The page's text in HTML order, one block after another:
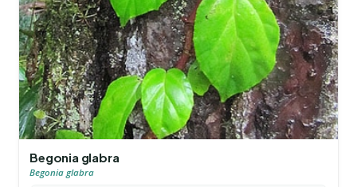
Begonia glabra
Begonia glabra